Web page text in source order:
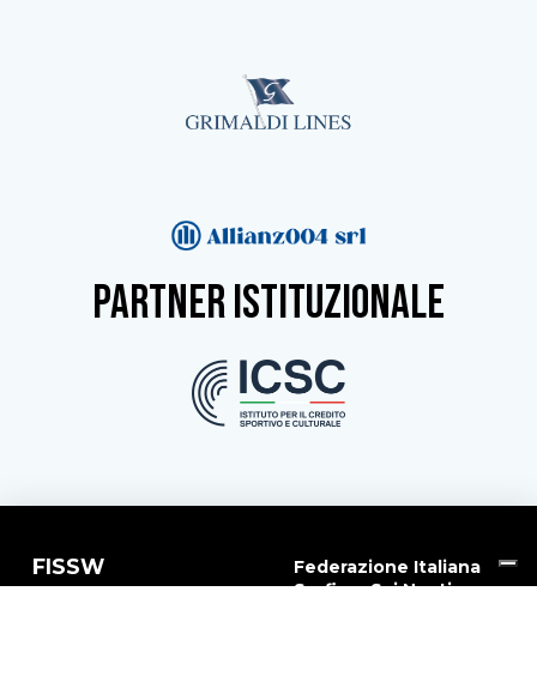
partner istituzionale
FISSW
Federazione Italiana
Surfing, Sci Nautico e